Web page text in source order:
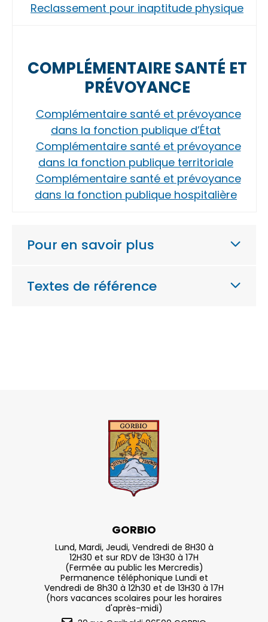
Reclassement pour inaptitude physique
COMPLÉMENTAIRE SANTÉ ET
PRÉVOYANCE
Complémentaire santé et prévoyance
dans la fonction publique d’État
Complémentaire santé et prévoyance
dans la fonction publique territoriale
Complémentaire santé et prévoyance
dans la fonction publique hospitalière
Pour en savoir plus
Textes de référence
GORBIO
Lund, Mardi, Jeudi, Vendredi de 8H30 à
12H30 et sur RDV de 13H30 à 17H
(Fermée au public les Mercredis)
Permanence téléphonique Lundi et
Vendredi de 8h30 à 12h30 et de 13H30 à 17H
(hors vacances scolaires pour les horaires
d'après-midi)